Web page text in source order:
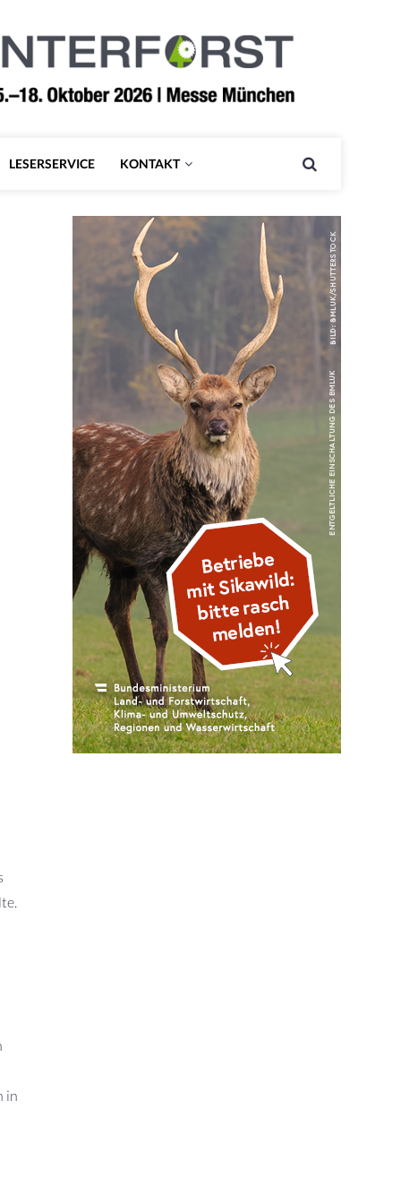
LESERSERVICE KONTAKT
in